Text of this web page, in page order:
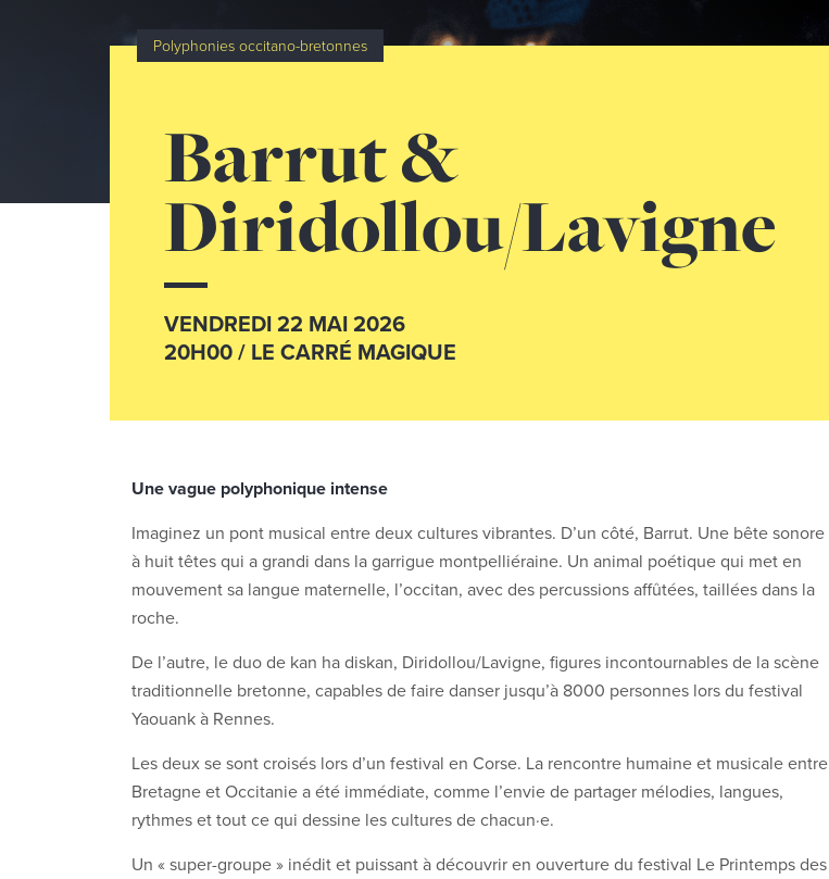
Barrut &
Diridollou/Lavigne
Polyphonies occitano-bretonnes
VENDREDI 22 MAI 2026
20H00 / LE CARRÉ MAGIQUE
Une vague polyphonique intense
Imaginez un pont musical entre deux cultures vibrantes. D’un côté, Barrut. Une bête sonore
à huit têtes qui a grandi dans la garrigue montpelliéraine. Un animal poétique qui met en
mouvement sa langue maternelle, l’occitan, avec des percussions affûtées, taillées dans la
roche.
De l’autre, le duo de kan ha diskan, Diridollou/Lavigne, figures incontournables de la scène
traditionnelle bretonne, capables de faire danser jusqu’à 8000 personnes lors du festival
Yaouank à Rennes.
Les deux se sont croisés lors d’un festival en Corse. La rencontre humaine et musicale entre
Bretagne et Occitanie a été immédiate, comme l’envie de partager mélodies, langues,
rythmes et tout ce qui dessine les cultures de chacun·e.
Un « super-groupe » inédit et puissant à découvrir en ouverture du festival Le Printemps des